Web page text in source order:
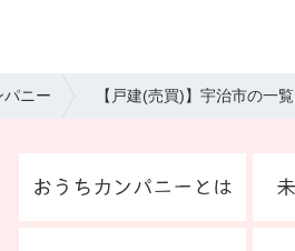
ニー 【戸建(売買)】宇治市の一覧